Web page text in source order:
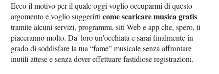
Ecco il motivo per il quale oggi voglio occuparmi di questo
argomento e voglio suggerirticome scaricare musica gratis
tramite alcuni servizi, programmi, siti Web e app che, spero, ti
piaceranno molto. Da' loro un'occhiata e sarai finalmente in
grado di soddisfare la tua “fame” musicale senza affrontare
inutili attese e senza dover effettuare fastidiose registrazioni.